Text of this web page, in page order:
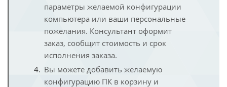
параметры желаемой конфигурации
компьютера или ваши персональные
пожелания. Консультант оформит
заказ, сообщит стоимость и срок
исполнения заказа.
Вы можете добавить желаемую
конфигурацию ПК в корзину и